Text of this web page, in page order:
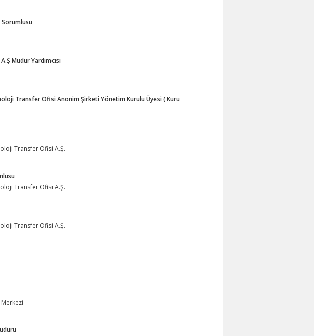
Müdür Yardımcısı
Transfer Ofisi Anonim Şirketi Yönetim Kurulu Üyesi ( Kuru
Transfer Ofisi A.Ş.
Transfer Ofisi A.Ş.
Transfer Ofisi A.Ş.